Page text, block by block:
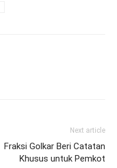
Next article
Fraksi Golkar Beri Catatan
Khusus untuk Pemkot